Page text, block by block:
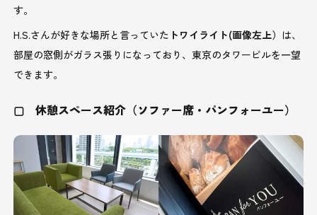
す。
H.S.さんが好きな場所と言っていた トワイライト(画像左上） は、
部屋の窓側がガラス張りになっており、東京のタワービルを一望
できます。
▢ 休憩スペース紹介（ソファー席・パンフォーユー）